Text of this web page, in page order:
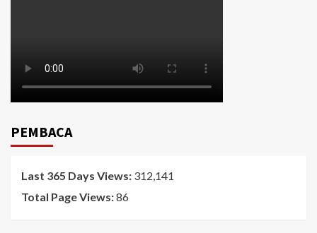
PEMBACA
Last 365 Days Views: 312,141
Total Page Views:86